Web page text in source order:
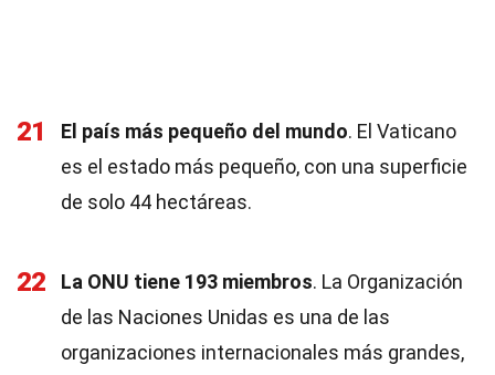
21 El país más pequeño del mundo. El Vaticano
es el estado más pequeño, con una superficie
de solo 44 hectáreas.
22 La ONU tiene 193 miembros. La Organización
de las Naciones Unidas es una de las
organizaciones internacionales más grandes,